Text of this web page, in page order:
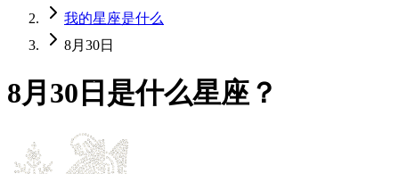
我的星座是什么
8月30日
8月30日是什么星座？